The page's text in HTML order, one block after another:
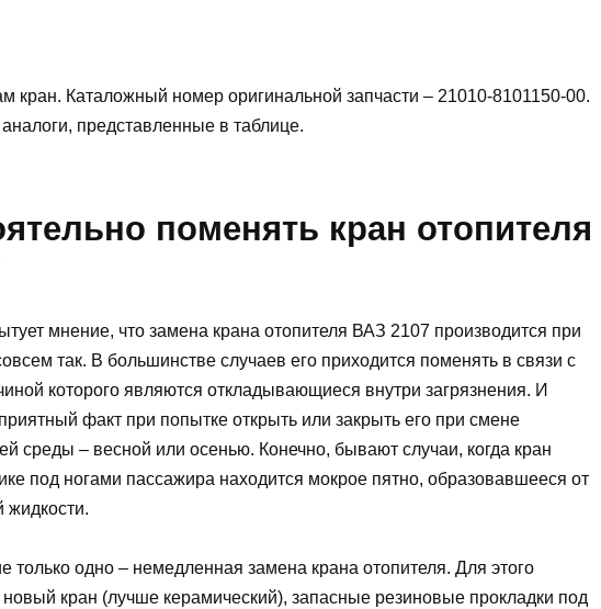
кран. Каталожный номер оригинальной запчасти – 21010-8101150-00.
представленные в таблице.
поменять кран отопителя
мнение, что замена крана отопителя ВАЗ 2107 производится при
так. В большинстве случаев его приходится поменять в связи с
которого являются откладывающиеся внутри загрязнения. И
факт при попытке открыть или закрыть его при смене
среды – весной или осенью. Конечно, бывают случаи, когда кран
под ногами пассажира находится мокрое пятно, образовавшееся от
только одно – немедленная замена крана отопителя. Для этого
кран (лучше керамический), запасные резиновые прокладки под